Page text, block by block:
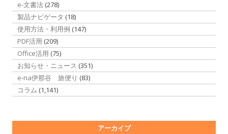
e-文書法 (278)
製品ナビゲータ (18)
使用方法・利用例 (147)
PDF活用 (209)
Office活用 (75)
お知らせ・ニュース (351)
e-na伊那谷 旅便り (83)
コラム (1,141)
アーカイブ